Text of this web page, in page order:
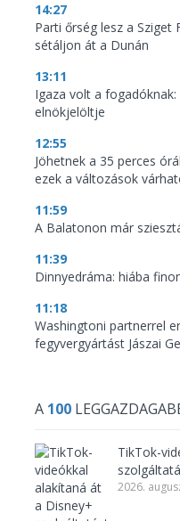
14:27
Parti őrség lesz a Sziget
sétáljon át a Dunán
13:11
Igaza volt a
elnökjelöltje
12:55
Jöhetnek a 35 perces
ezek a változások
11:59
A Balatonon már
11:39
Dinnyedráma: hiába
11:18
Washingtoni partnerrel
fegyvergyártást Jászai
A 100
TikTok-
2026.